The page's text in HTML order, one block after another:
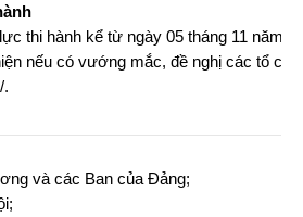
thi hành kể từ ngày 05 tháng 11 năm
nếu có vướng mắc, đề nghị các tổ
.
và các Ban của Đảng;